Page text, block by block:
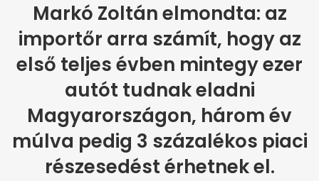
Markó Zoltán elmondta: az
importőr arra számít, hogy az
első teljes évben mintegy ezer
autót tudnak eladni
Magyarországon, három év
múlva pedig 3 százalékos piaci
részesedést érhetnek el.